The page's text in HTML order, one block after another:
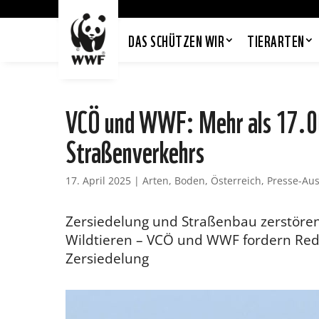
DAS SCHÜTZEN WIR TIERARTEN
VCÖ und WWF: Mehr als
Straßenverkehrs
17. April 2025 | Arten, Boden, Österreich, Presse-
Zersiedelung und Straßenbau
Wildtieren – VCÖ und WWF fordern
Zersiedelung